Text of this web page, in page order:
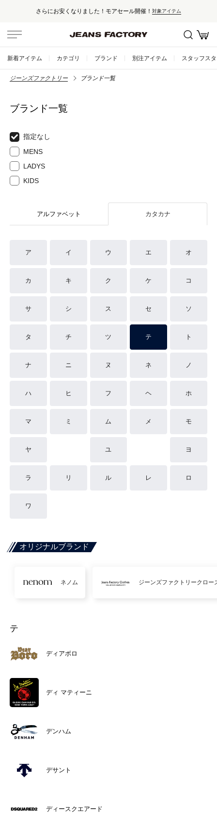
さらにお安くなりました！モアセール開催！ 対象アイテム
新着アイテム カテゴリ ブランド 別注アイテム スタッフス
ジーンズファクトリー ブランド一覧
ブランド一覧
指定なし
MENS
LADYS
KIDS
アルファベット カタカナ
ア イ ウ エ オ
カ キ ク ケ コ
サ シ ス セ ソ
タ チ ツ テ ト
ナ ニ ヌ ネ ノ
ハ ヒ フ ヘ ホ
マ ミ ム メ モ
ヤ ユ ヨ
ラ リ ル レ ロ
ワ
オリジナルブランド
ネノム ジーンズファクトリークロー
テ
ディアボロ
ディ マティーニ
デンハム
デサント
ディースクエアード